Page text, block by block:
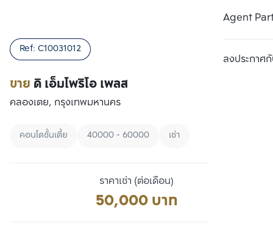
Agent
ลงประกาศกั
ขาย ดิ เอ็มโพริโอ เพลส
Ref: C10031012
คลองเตย, กรุงเทพมหานคร
คอนโดชั้นเตี้ย 40000 - 60000 เช่า
ราคาเช่า (ต่อเดือน)
50,000 บาท